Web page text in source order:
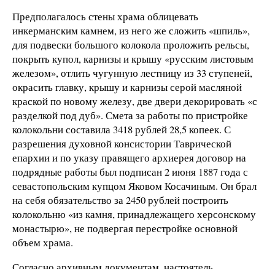
Предполагалось стены храма облицевать
инкерманским камнем, из него же сложить «шпиль»,
для подвески большого колокола проложить рельсы,
покрыть купол, карнизы и крышу «русским листовым
железом», отлить чугунную лестницу из 33 ступеней,
окрасить главку, крышу и карнизы серой масляной
краской по новому железу, две двери декорировать «с
разделкой под дуб». Смета за работы по пристройке
колокольни составила 3418 рублей 28,5 копеек. С
разрешения духовной консистории Таврической
епархии и по указу правящего архиерея договор на
подрядные работы был подписан 2 июня 1887 года с
севастопольским купцом Яковом Косачиным. Он брал
на себя обязательство за 2450 рублей построить
колокольню «из камня, принадлежащего херсонскому
монастырю», не подвергая перестройке основной
объем храма.